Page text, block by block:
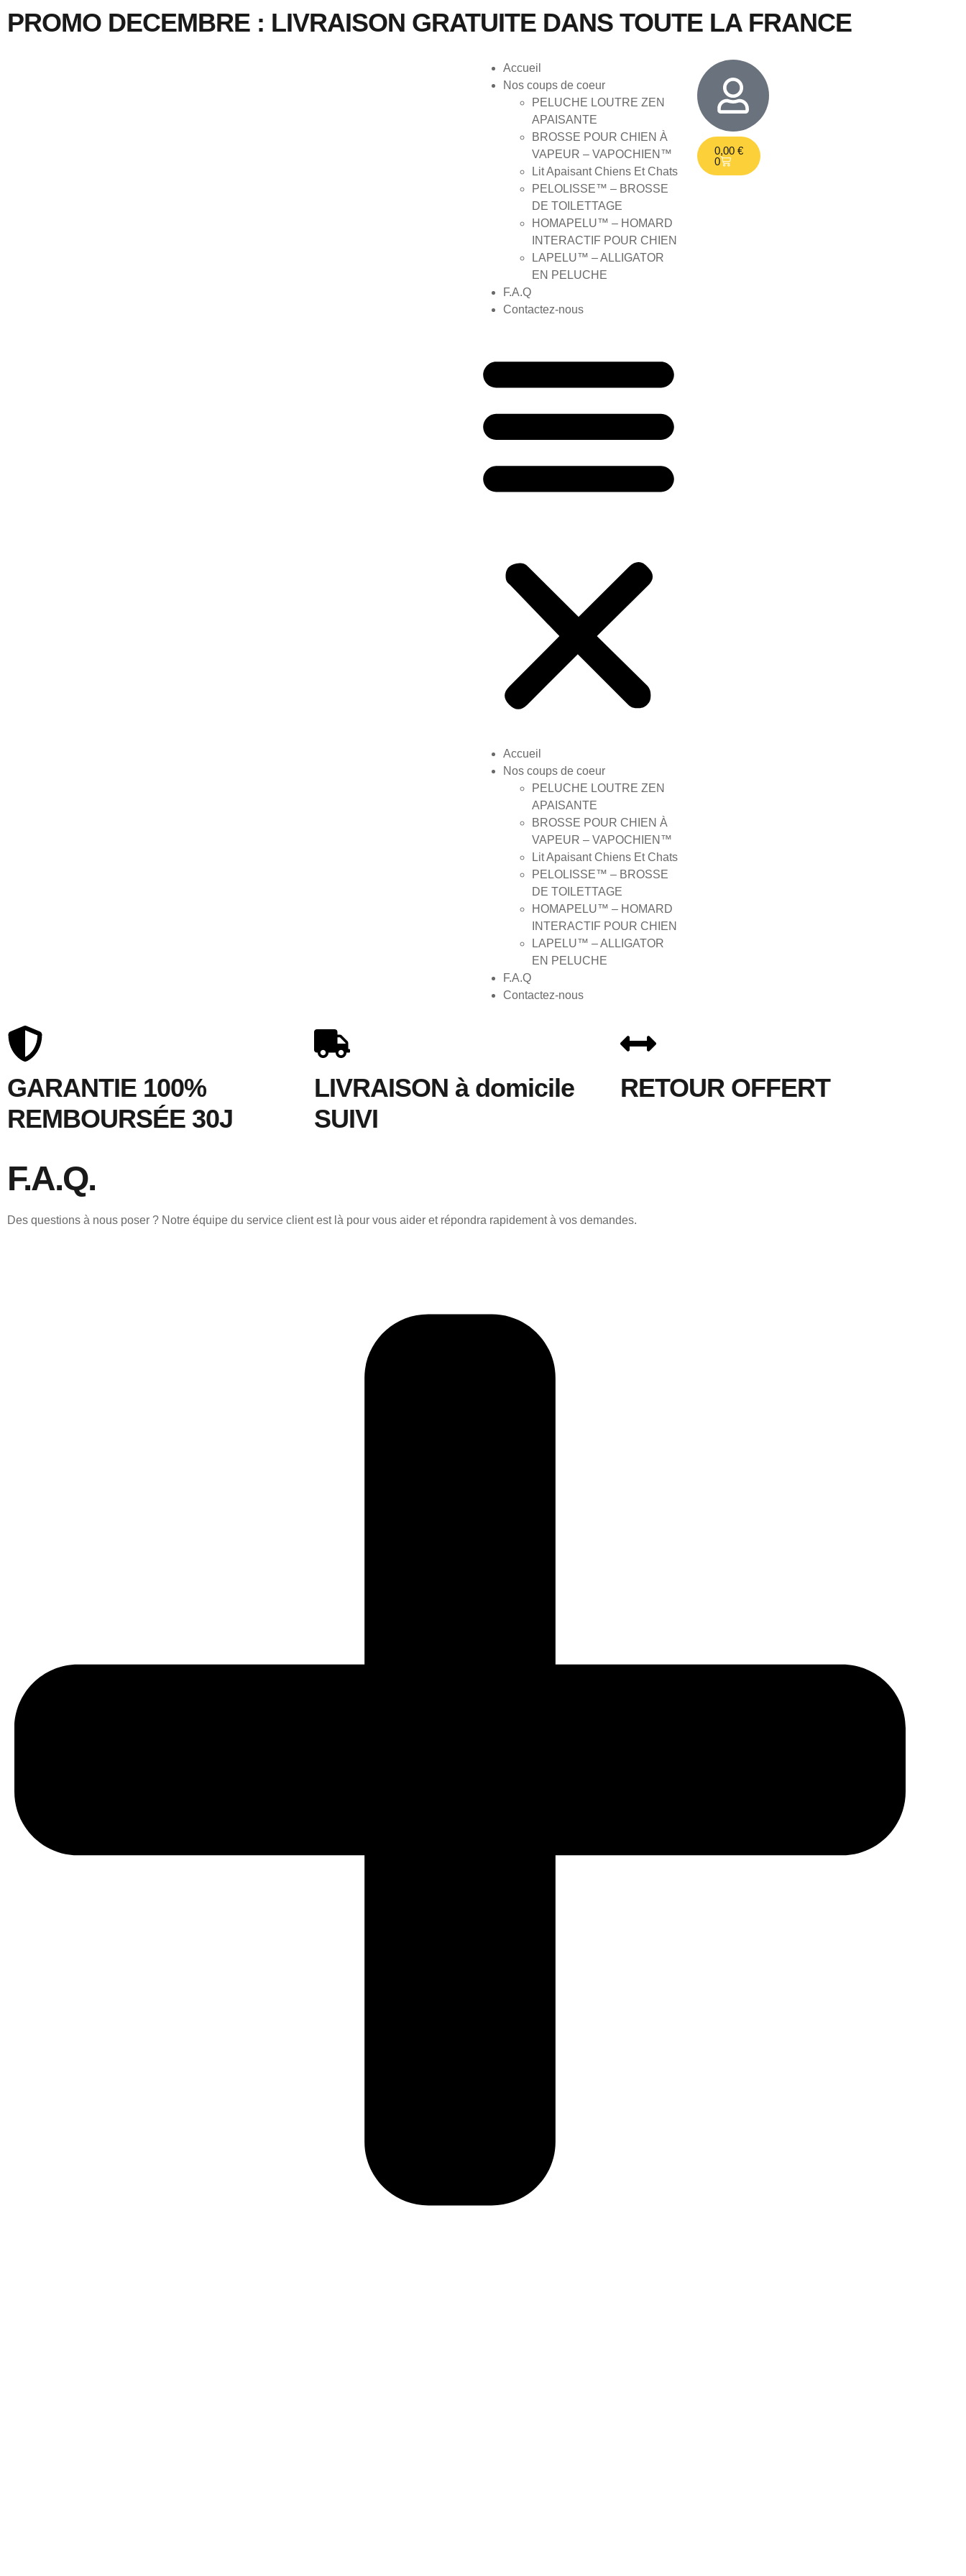
PROMO DECEMBRE : LIVRAISON GRATUITE DANS TOUTE LA FRANCE
Accueil
Nos coups de coeur
PELUCHE LOUTRE ZEN
APAISANTE
BROSSE POUR CHIEN À
VAPEUR – VAPOCHIEN™
Lit Apaisant Chiens Et Chats
PELOLISSE™ – BROSSE
DE TOILETTAGE
HOMAPELU™ – HOMARD
INTERACTIF POUR CHIEN
LAPELU™ – ALLIGATOR
EN PELUCHE
F.A.Q
Contactez-nous
Accueil
Nos coups de coeur
PELUCHE LOUTRE ZEN
APAISANTE
BROSSE POUR CHIEN À
VAPEUR – VAPOCHIEN™
Lit Apaisant Chiens Et Chats
PELOLISSE™ – BROSSE
DE TOILETTAGE
HOMAPELU™ – HOMARD
INTERACTIF POUR CHIEN
LAPELU™ – ALLIGATOR
EN PELUCHE
F.A.Q
Contactez-nous
0,00 €
0
GARANTIE 100%
REMBOURSÉE 30J
LIVRAISON à domicile
SUIVI
RETOUR OFFERT
F.A.Q.
Des questions à nous poser ? Notre équipe du service client est là pour vous aider et répondra rapidement à vos demandes.